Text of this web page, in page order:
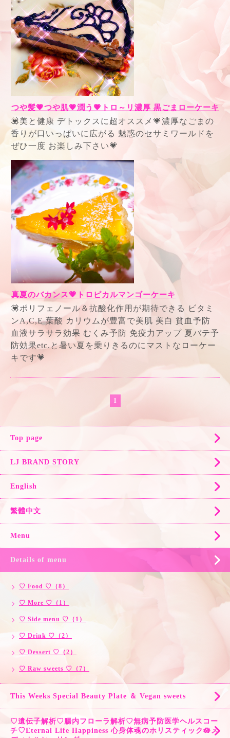
つや髪💗つや肌💗潤う💗トロ～リ濃厚 黒ごまローケーキ
💟美と健康 デトックスに超オススメ💗濃厚なごまの
香りが口いっぱいに広がる 魅惑のセサミワールドを
ぜひ一度 お楽しみ下さい💗
真夏のバカンス💗トロピカルマンゴーケーキ
💟ポリフェノール＆抗酸化作用が期待できる ビタミ
ンA,C,E 葉酸 カリウムが豊富で美肌 美白 貧血予防
血液サラサラ効果 むくみ予防 免疫力アップ 夏バテ予
防効果etc.と暑い夏を乗りきるのにマストなローケー
キです💗
1
Top page
LJ BRAND STORY
English
繁體中文
Menu
Details of menu
♡ Food ♡（8）
♡ More ♡（1）
♡ Side menu ♡（1）
♡ Drink ♡（2）
♡ Dessert ♡（2）
♡ Raw sweets ♡（7）
This Weeks Special Beauty Plate ＆ Vegan sweets
♡遺伝子解析♡腸内フローラ解析♡無病予防医学ヘルスコー
チ♡Eternal Life Happiness 心身体魂のホリスティック🪷メ